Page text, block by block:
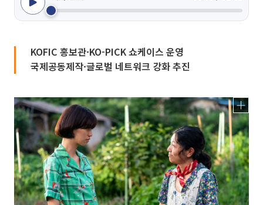
KOFIC 홍보관·KO-PICK 쇼케이스 운영
국제공동제작·글로벌 네트워크 강화 추진